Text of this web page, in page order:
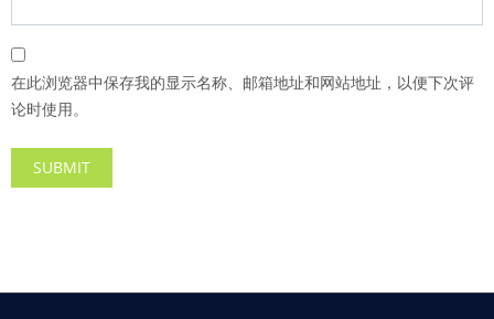
在此浏览器中保存我的显示名称、邮箱地址和网站地址，以便下次评
论时使用。